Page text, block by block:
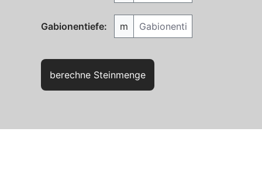
Gabionentiefe: Gabionentiefe
m
berechne Steinmenge